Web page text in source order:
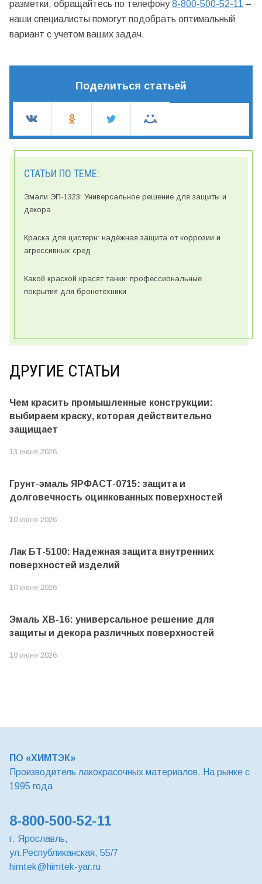
разметки, обращайтесь по телефону8-800-500-52-11 –
наши специалисты помогут подобрать оптимальный
вариант с учетом ваших задач.
Поделиться статьей
СТАТЬИ ПО ТЕМЕ:
Эмали ЭП-1323: Универсальное решение для защиты и
декора
Краска для цистерн: надёжная защита от коррозии и
агрессивных сред
Какой краской красят танки: профессиональные
покрытия для бронетехники
ДРУГИЕ СТАТЬИ
Чем красить промышленные конструкции:
выбираем краску, которая действительно
защищает
13 июня 2026
Грунт-эмаль ЯРФАСТ-0715: защита и
долговечность оцинкованных поверхностей
10 июня 2026
Лак БТ-5100: Надежная защита внутренних
поверхностей изделий
10 июня 2026
Эмаль ХВ-16: универсальное решение для
защиты и декора различных поверхностей
10 июня 2026
ПО «ХИМТЭК»
Производитель лакокрасочных материалов. На рынке с
1995 года
8-800-500-52-11
г. Ярославль,
ул.Республиканская, 55/7
himtek@himtek-yar.ru